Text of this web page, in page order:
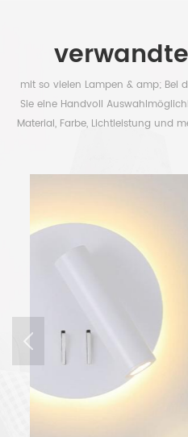
mit so vielen Lampen & amp; Bei
Sie eine Handvoll
Material, Farbe, Lichtleistung und